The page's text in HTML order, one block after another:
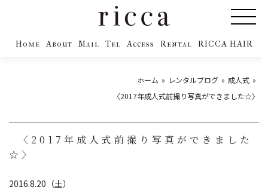
Home About Mail Tel Access Rental RICCA HAIR
ホーム レンタルブログ
成人式
〈2017年成人式前撮り写真ができました☆〉
〈2017年成人式前撮り写真ができました
☆〉
2016.8.20（土）